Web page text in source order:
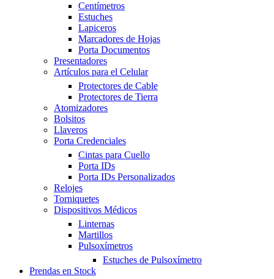
Centímetros
Estuches
Lapiceros
Marcadores de Hojas
Porta Documentos
Presentadores
Artículos para el Celular
Protectores de Cable
Protectores de Tierra
Atomizadores
Bolsitos
Llaveros
Porta Credenciales
Cintas para Cuello
Porta IDs
Porta IDs Personalizados
Relojes
Torniquetes
Dispositivos Médicos
Linternas
Martillos
Pulsoxímetros
Estuches de Pulsoxímetro
Prendas en Stock